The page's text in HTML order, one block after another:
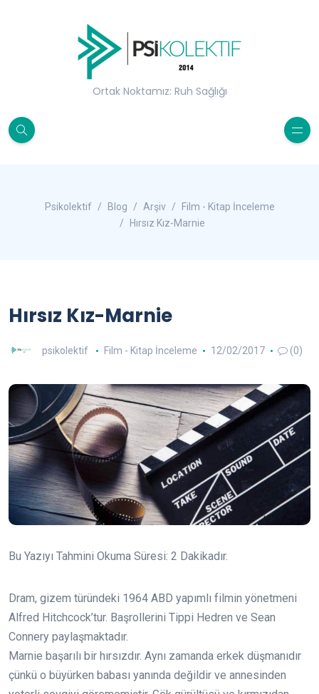
Ortak Noktamız: Ruh Sağlığı
Psikolektif Blog Arşiv
Film - Kitap İnceleme
Hırsız Kız-Marnie
Hırsız Kız-Marnie
psikolektif Film - Kitap İnceleme 12/02/2017 (0)
Bu Yazıyı Tahmini Okuma Süresi: 2 Dakikadır.
Dram, gizem türündeki 1964 ABD yapımlı filmin yönetmeni
Alfred Hitchcock’tur. Başrollerini Tippi Hedren ve Sean
Connery paylaşmaktadır.
Marnie başarılı bir hırsızdır. Aynı zamanda erkek düşmanıdır
çünkü o büyürken babası yanında değildir ve annesinden